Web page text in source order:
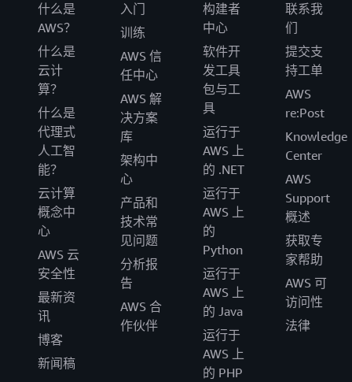
什么是
AWS？
什么是
云计
算？
什么是
代理式
人工智
能？
云计算
概念中
心
AWS 云
安全性
最新资
讯
博客
新闻稿
入门
训练
AWS 信
任中心
AWS 解
决方案
库
架构中
心
产品和
技术常
见问题
分析报
告
AWS 合
作伙伴
构建者
中心
软件开
发工具
包与工
具
运行于
AWS 上
的 .NET
运行于
AWS 上
的
Python
运行于
AWS 上
的 Java
运行于
AWS 上
的 PHP
联系我
们
提交支
持工单
AWS
re:Post
Knowledge
Center
AWS
Support
概述
获取专
家帮助
AWS 可
访问性
法律